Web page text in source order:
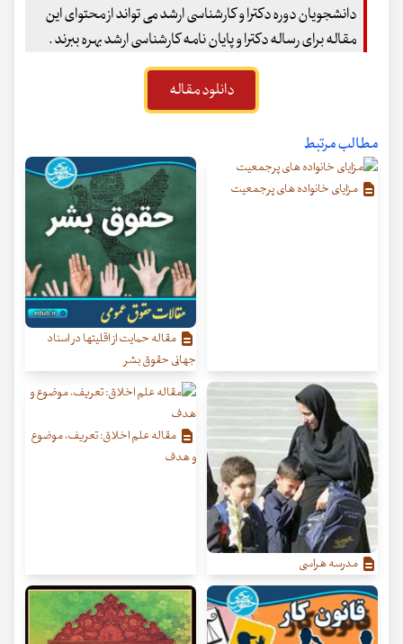
دانشجویان دوره دکترا و کارشناسی ارشد می تواند از محتوای این
مقاله برای رساله دکترا و پایان نامه کارشناسی ارشد بهره ببرند .
دانلود مقاله
مطالب مرتبط
مزایای خانواده های پرجمعیت
مقاله حمایت از اقلیتها در اسناد
جهانی حقوق بشر
مدرسه هراسی
مقاله علم اخلاق: تعریف، موضوع
و هدف